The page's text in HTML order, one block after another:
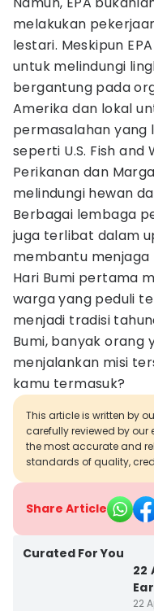
melakukan
lestari. Meskipun
untuk melindungi
bergantung pada
Amerika dan lokal
permasalahan yang
seperti U.S. Fish and
Perikanan dan
melindungi hewan
Berbagai lembaga
juga terlibat dalam
membantu menjaga
Hari Bumi pertama
warga yang peduli
menjadi tradisi
Bumi, banyak orang
menjalankan misi
kamu termasuk?
This article is written by
carefully reviewed by our
the most accurate and
standards of quality,
Share Article
Curated For You
22
22